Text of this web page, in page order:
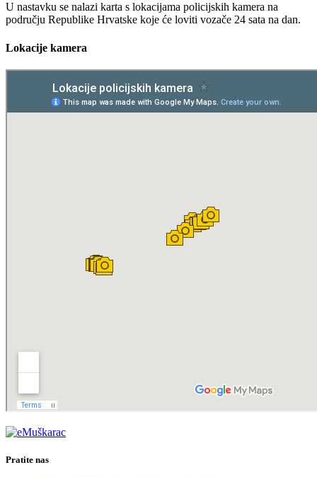
U nastavku se nalazi karta s lokacijama policijskih kamera na
području Republike Hrvatske koje će loviti vozače 24 sata na dan.
Lokacije kamera
Pratite nas